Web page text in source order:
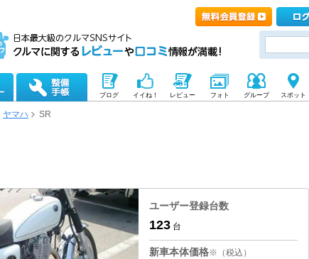
ブログ イイね！ レビュー フォト グループ スポット
ヤマハ SR
ユーザー登録台数
123 台
新車本体価格※（税込）